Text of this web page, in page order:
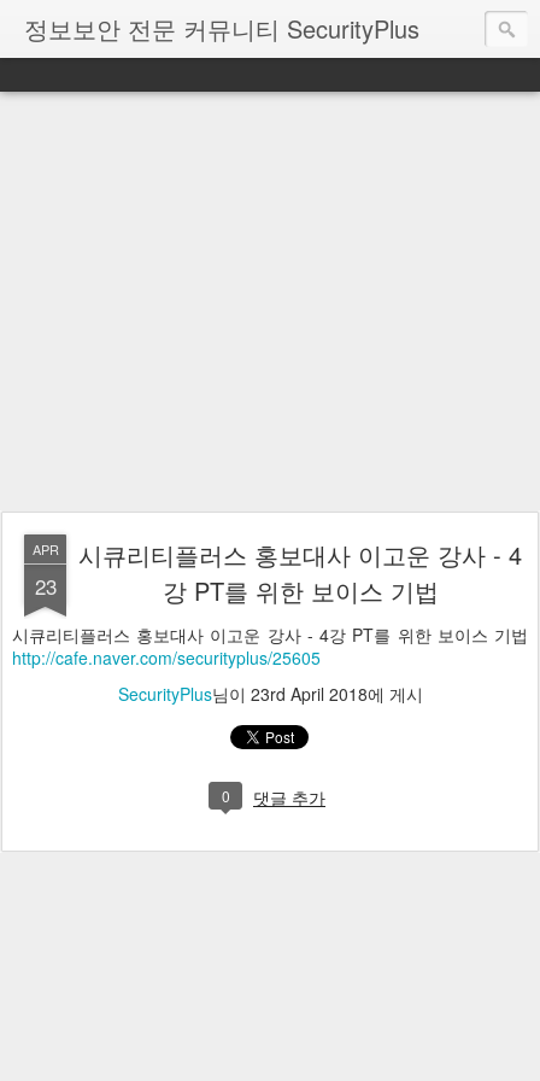
정보보안 전문 커뮤니티 SecurityPlus
APR
23
시큐리티플러스 홍보대사 이고운 강사 - 4
강 PT를 위한 보이스 기법
시큐리티플러스 홍보대사 이고운 강사 - 4강 PT를 위한 보이스 기법
http://cafe.naver.com/securityplus/25605
SecurityPlus님이 23rd April 2018에 게시
0 댓글 추가